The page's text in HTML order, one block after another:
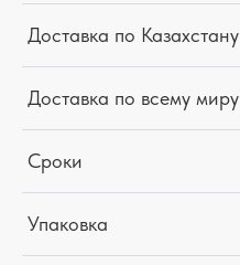
Доставка по Казахстану
Доставка по всему миру
Сроки
Упаковка